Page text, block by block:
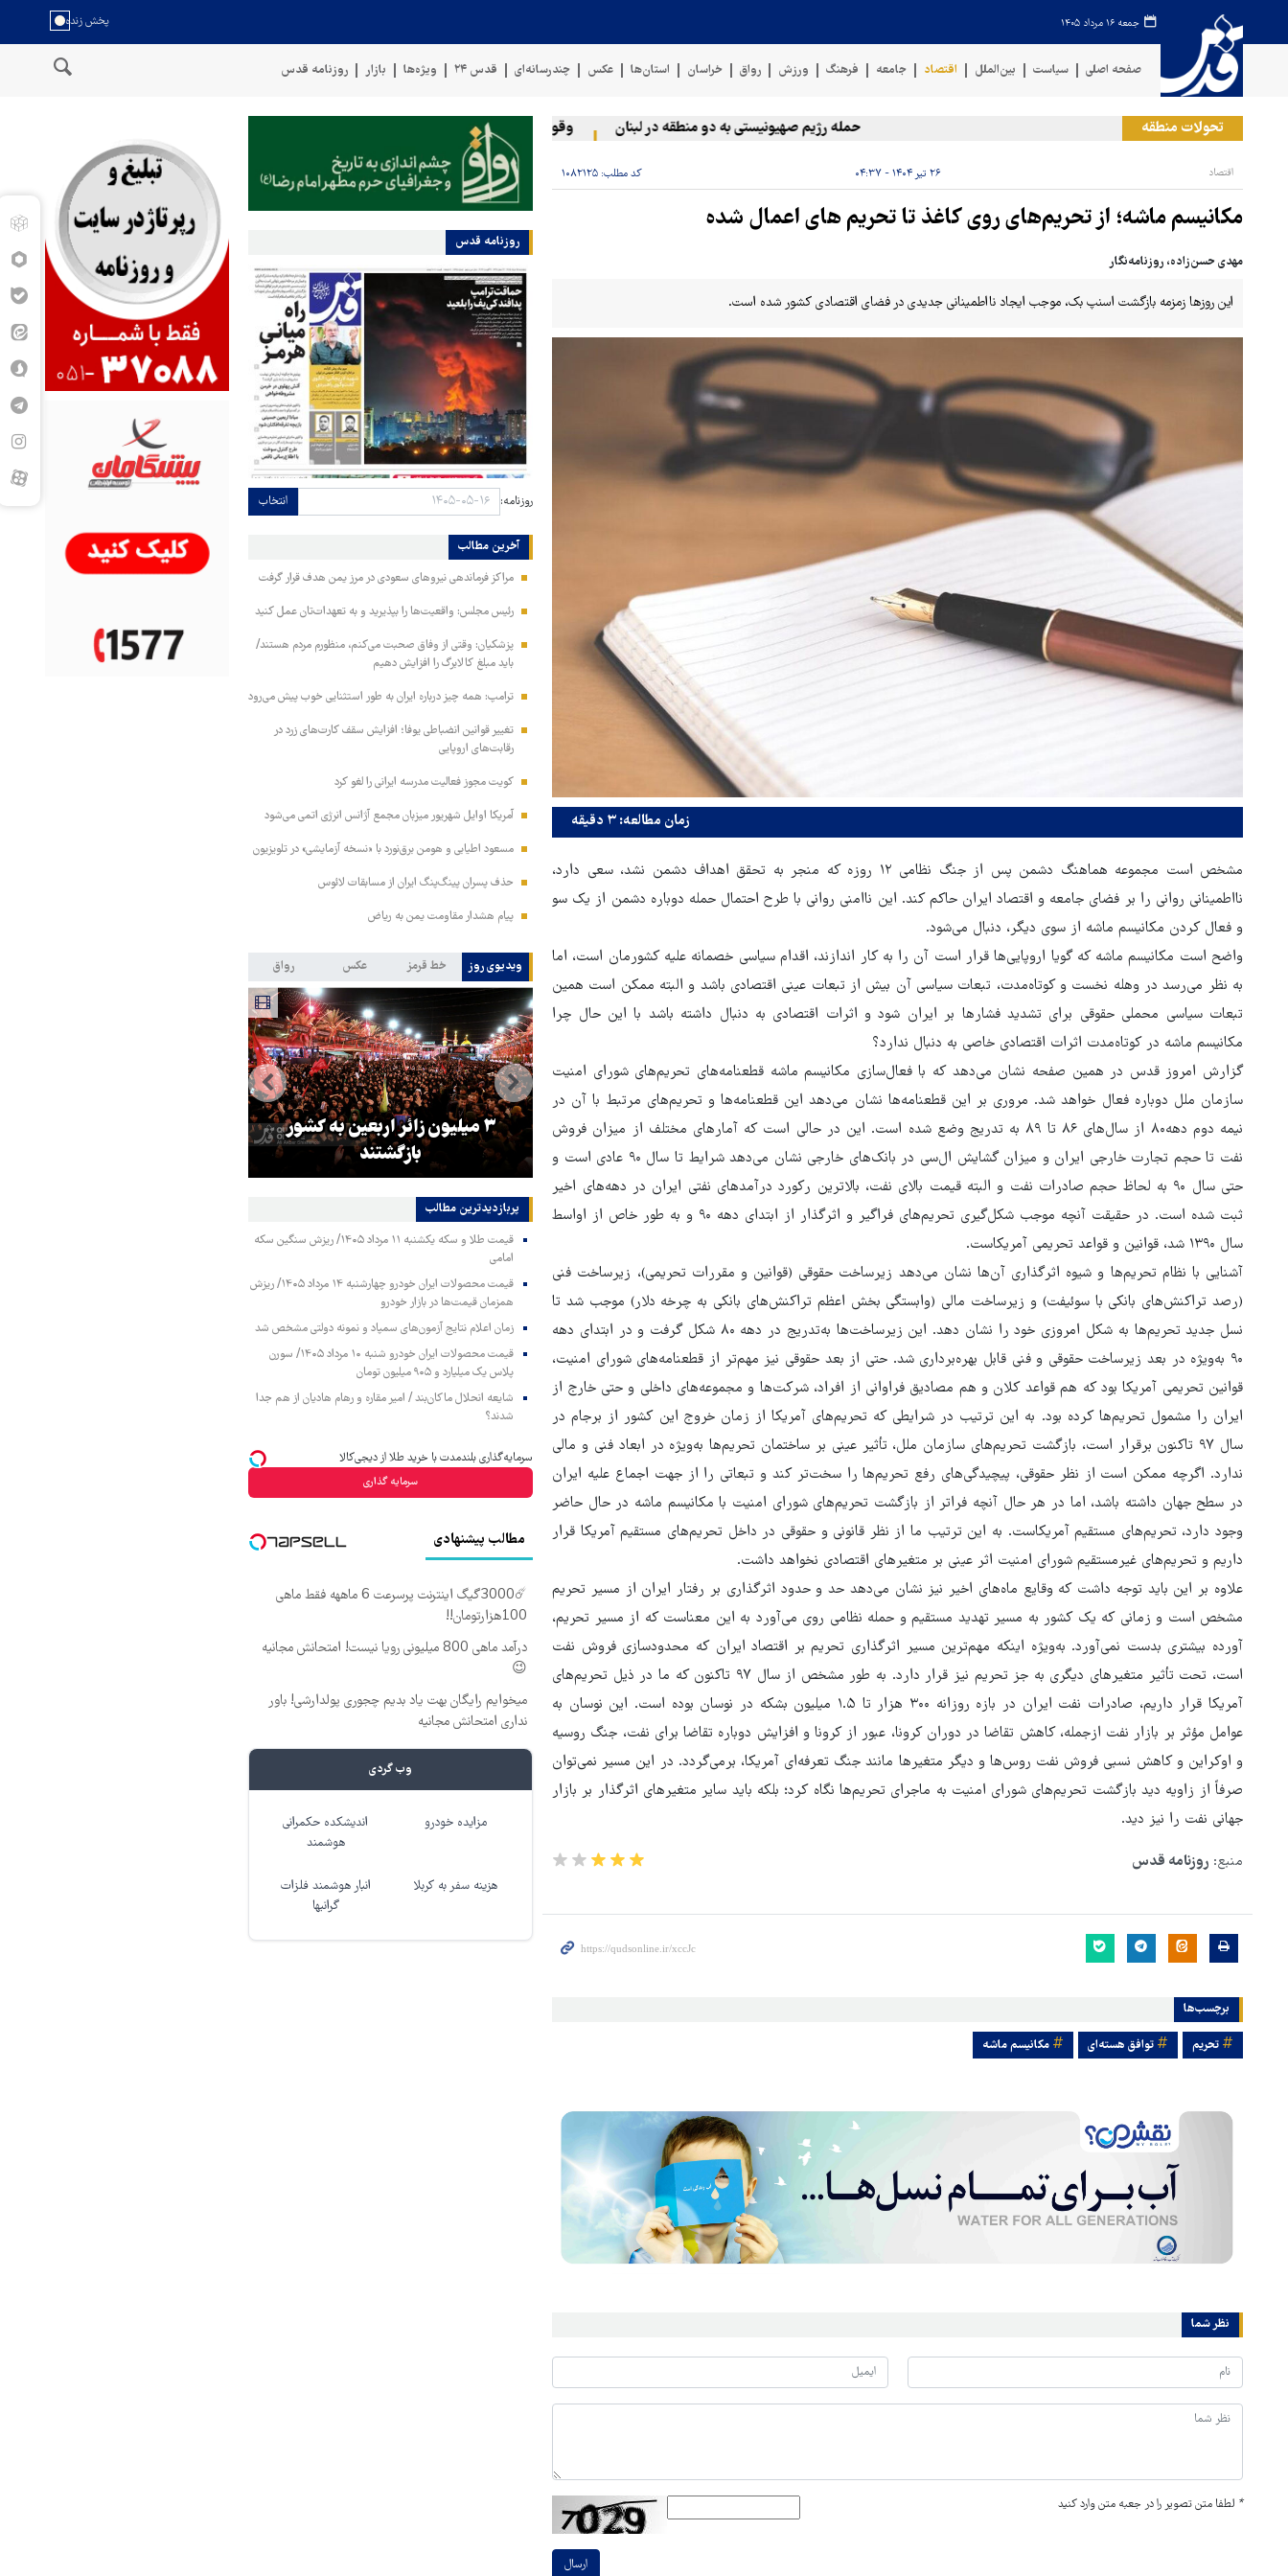
جمعه ۱۶ مرداد ۱۴۰۵
صفحه اصلی سیاست بین‌الملل اقتصاد جامعه فرهنگ ورزش رواق خراسان استان‌ها عکس چندرسانه‌ای قدس ۲۴ ویژه‌ها بازار روزنامه قدس
تحولات منطقه حمله رژیم صهیونیستی به دو منطقه در لبنان وقوع حادثه دریایی در سواحل عمان
اقتصاد ۲۶ تیر ۱۴۰۴ - ۰۴:۳۷ کد مطلب: ۱۰۸۲۱۲۵
مکانیسم ماشه؛ از تحریم‌های روی کاغذ تا تحریم های اعمال شده
مهدی حسن‌زاده، روزنامه‌نگار
این روزها زمزمه بازگشت اسنپ بک، موجب ایجاد نااطمینانی جدیدی در فضای اقتصادی کشور شده است.
زمان مطالعه: ۳ دقیقه
مشخص است مجموعه هماهنگ دشمن پس از جنگ نظامی ۱۲ روزه که منجر به تحقق اهداف دشمن نشد، سعی دارد،
نااطمینانی روانی را بر فضای جامعه و اقتصاد ایران حاکم کند. این ناامنی روانی با طرح احتمال حمله دوباره دشمن از یک سو
و فعال کردن مکانیسم ماشه از سوی دیگر، دنبال می‌شود.
واضح است مکانیسم ماشه که گویا اروپایی‌ها قرار است آن را به کار اندازند، اقدام سیاسی خصمانه علیه کشورمان است، اما
به نظر می‌رسد در وهله نخست و کوتاه‌مدت، تبعات سیاسی آن بیش از تبعات عینی اقتصادی باشد و البته ممکن است همین
تبعات سیاسی محملی حقوقی برای تشدید فشارها بر ایران شود و اثرات اقتصادی به دنبال داشته باشد با این حال چرا
مکانیسم ماشه در کوتاه‌مدت اثرات اقتصادی خاصی به دنبال ندارد؟
گزارش امروز قدس در همین صفحه نشان می‌دهد که با فعال‌سازی مکانیسم ماشه قطعنامه‌های تحریم‌های شورای امنیت
سازمان ملل دوباره فعال خواهد شد. مروری بر این قطعنامه‌ها نشان می‌دهد این قطعنامه‌ها و تحریم‌های مرتبط با آن در
نیمه دوم دهه۸۰ از سال‌های ۸۶ تا ۸۹ به تدریج وضع شده است. این در حالی است که آمارهای مختلف از میزان فروش
نفت تا حجم تجارت خارجی ایران و میزان گشایش ال‌سی در بانک‌های خارجی نشان می‌دهد شرایط تا سال ۹۰ عادی است و
حتی سال ۹۰ به لحاظ حجم صادرات نفت و البته قیمت بالای نفت، بالاترین رکورد درآمدهای نفتی ایران در دهه‌های اخیر
ثبت شده است. در حقیقت آنچه موجب شکل‌گیری تحریم‌های فراگیر و اثرگذار از ابتدای دهه ۹۰ و به طور خاص از اواسط
سال ۱۳۹۰ شد، قوانین و قواعد تحریمی آمریکاست.
آشنایی با نظام تحریم‌ها و شیوه اثرگذاری آن‌ها نشان می‌دهد زیرساخت حقوقی (قوانین و مقررات تحریمی)، زیرساخت فنی
(رصد تراکنش‌های بانکی با سوئیفت) و زیرساخت مالی (وابستگی بخش اعظم تراکنش‌های بانکی به چرخه دلار) موجب شد تا
نسل جدید تحریم‌ها به شکل امروزی خود را نشان دهد. این زیرساخت‌ها به‌تدریج در دهه ۸۰ شکل گرفت و در ابتدای دهه
۹۰ به‌ویژه در بعد زیرساخت حقوقی و فنی قابل بهره‌برداری شد. حتی از بعد حقوقی نیز مهم‌تر از قطعنامه‌های شورای امنیت،
قوانین تحریمی آمریکا بود که هم قواعد کلان و هم مصادیق فراوانی از افراد، شرکت‌ها و مجموعه‌های داخلی و حتی خارج از
ایران را مشمول تحریم‌ها کرده بود. به این ترتیب در شرایطی که تحریم‌های آمریکا از زمان خروج این کشور از برجام در
سال ۹۷ تاکنون برقرار است، بازگشت تحریم‌های سازمان ملل، تأثیر عینی بر ساختمان تحریم‌ها به‌ویژه در ابعاد فنی و مالی
ندارد. اگرچه ممکن است از نظر حقوقی، پیچیدگی‌های رفع تحریم‌ها را سخت‌تر کند و تبعاتی را از جهت اجماع علیه ایران
در سطح جهان داشته باشد، اما در هر حال آنچه فراتر از بازگشت تحریم‌های شورای امنیت با مکانیسم ماشه در حال حاضر
وجود دارد، تحریم‌های مستقیم آمریکاست. به این ترتیب ما از نظر قانونی و حقوقی در داخل تحریم‌های مستقیم آمریکا قرار
داریم و تحریم‌های غیرمستقیم شورای امنیت اثر عینی بر متغیرهای اقتصادی نخواهد داشت.
علاوه بر این باید توجه داشت که وقایع ماه‌های اخیر نیز نشان می‌دهد حد و حدود اثرگذاری بر رفتار ایران از مسیر تحریم
مشخص است و زمانی که یک کشور به مسیر تهدید مستقیم و حمله نظامی روی می‌آورد به این معناست که از مسیر تحریم،
آورده بیشتری بدست نمی‌آورد. به‌ویژه اینکه مهم‌ترین مسیر اثرگذاری تحریم بر اقتصاد ایران که محدودسازی فروش نفت
است، تحت تأثیر متغیرهای دیگری به جز تحریم نیز قرار دارد. به طور مشخص از سال ۹۷ تاکنون که ما در ذیل تحریم‌های
آمریکا قرار داریم، صادرات نفت ایران در بازه روزانه ۳۰۰ هزار تا ۱.۵ میلیون بشکه در نوسان بوده است. این نوسان به
عوامل مؤثر بر بازار نفت ازجمله، کاهش تقاضا در دوران کرونا، عبور از کرونا و افزایش دوباره تقاضا برای نفت، جنگ روسیه
و اوکراین و کاهش نسبی فروش نفت روس‌ها و دیگر متغیرها مانند جنگ تعرفه‌ای آمریکا، برمی‌گردد. در این مسیر نمی‌توان
صرفاً از زاویه دید بازگشت تحریم‌های شورای امنیت به ماجرای تحریم‌ها نگاه کرد؛ بلکه باید سایر متغیرهای اثرگذار بر بازار
جهانی نفت را نیز دید.
منبع: روزنامه قدس
برچسب‌ها
تحریم توافق هسته‌ای مکانیسم ماشه
نظر شما
* لطفا متن تصویر را در جعبه متن وارد کنید
ارسال
روزنامه قدس
روزنامه: انتخاب
آخرین مطالب
مراکز فرماندهی نیروهای سعودی در مرز یمن هدف قرار گرفت
رئیس مجلس: واقعیت‌ها را بپذیرید و به تعهدات‌تان عمل کنید
پزشکیان: وقتی از وفاق صحبت می‌کنم، منظورم مردم هستند/
باید مبلغ کالابرگ را افزایش دهیم
ترامپ: همه چیز درباره ایران به طور استثنایی خوب پیش می‌رود
تغییر قوانین انضباطی یوفا؛ افزایش سقف کارت‌های زرد در
رقابت‌های اروپایی
کویت مجوز فعالیت مدرسه ایرانی را لغو کرد
آمریکا اوایل شهریور میزبان مجمع آژانس انرژی اتمی می‌شود
مسعود اطیابی و هومن برق‌نورد با «نسخه آزمایشی» در تلویزیون
حذف پسران پینگ‌پنگ ایران از مسابقات لائوس
پیام هشدار مقاومت یمن به ریاض
ویدیوی روز خط قرمز عکس رواق
هماهنگی محور مقاومت، آمریکا را
در منطقه درمانده کرد
ترامپ نماد فساد، اقتدارگرایی و
جنگ‌طلبی است!
۳ میلیون زائر اربعین به کشور
بازگشتند
پربازدیدترین‌ مطالب
قیمت طلا و سکه یکشنبه ۱۱ مرداد ۱۴۰۵/ ریزش سنگین سکه
امامی
قیمت محصولات ایران خودرو چهارشنبه ۱۴ مرداد ۱۴۰۵/ ریزش
همزمان قیمت‌ها در بازار خودرو
زمان اعلام نتایج آزمون‌های سمپاد و نمونه دولتی مشخص شد
قیمت محصولات ایران خودرو شنبه ۱۰ مرداد ۱۴۰۵/ سورن
پلاس یک میلیارد و ۹۰۵ میلیون تومان
شایعه انحلال ماکان‌بند / امیر مقاره و رهام هادیان از هم جدا
شدند؟
سرمایه‌گذاری بلندمدت با خرید طلا از دیجی‌کالا
سرمایه گذاری
مطالب پیشنهادی
☄️3000گیگ اینترنت پرسرعت 6 ماههه فقط ماهی
100هزارتومان!!
درآمد ماهی 800 میلیونی رویا نیست! امتحانش مجانیه
😉
میخوایم رایگان بهت یاد بدیم چجوری پولدارشی! باور
نداری امتحانش مجانیه
وب گردی
مزایده خودرو
اندیشکده حکمرانی
هوشمند
هزینه سفر به کربلا
انبار هوشمند فلزات
گرانبها